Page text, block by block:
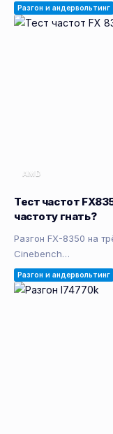
Разгон и андервольтинг
AMD
Тест частот
частоту гнать?
Разгон FX-8350 на
Cinebench…
Разгон и андервольтинг